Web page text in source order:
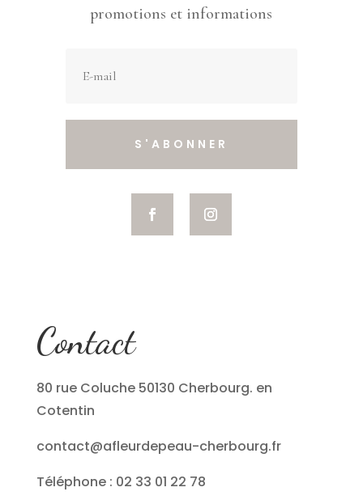
promotions et informations
S'ABONNER
Contact
80 rue Coluche 50130 Cherbourg. en
Cotentin
contact@afleurdepeau-cherbourg.fr
Téléphone : 02 33 01 22 78